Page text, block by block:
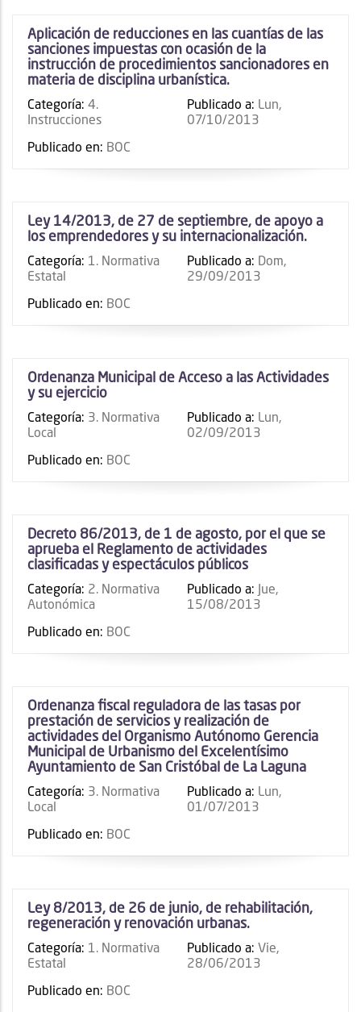
Aplicación de reducciones en las cuantías de las
sanciones impuestas con ocasión de la
instrucción de procedimientos sancionadores en
materia de disciplina urbanística.
Categoría: 4.
Instrucciones
Publicado en: BOC
Publicado a: Lun,
07/10/2013
Ley 14/2013, de 27 de septiembre, de apoyo a
los emprendedores y su internacionalización.
Categoría: 1. Normativa
Estatal
Publicado en: BOC
Publicado a: Dom,
29/09/2013
Ordenanza Municipal de Acceso a las Actividades
y su ejercicio
Categoría: 3. Normativa
Local
Publicado en: BOC
Publicado a: Lun,
02/09/2013
Decreto 86/2013, de 1 de agosto, por el que se
aprueba el Reglamento de actividades
clasificadas y espectáculos públicos
Categoría: 2. Normativa
Autonómica
Publicado en: BOC
Publicado a:
Jue,
15/08/2013
Ordenanza fiscal reguladora de las tasas por
prestación de servicios y realización de
actividades del Organismo Autónomo Gerencia
Municipal de Urbanismo del Excelentísimo
Ayuntamiento de San Cristóbal de La Laguna
Categoría: 3. Normativa
Local
Publicado en: BOC
Publicado a: Lun,
01/07/2013
Ley 8/2013, de 26 de junio, de rehabilitación,
regeneración y renovación urbanas.
Categoría: 1. Normativa
Estatal
Publicado en: BOC
Publicado a: Vie,
28/06/2013